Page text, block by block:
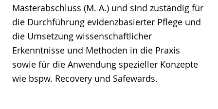
Masterabschluss (M. A.) und sind zuständig für
die Durchführung evidenzbasierter Pflege und
die Umsetzung wissenschaftlicher
Erkenntnisse und Methoden in die Praxis
sowie für die Anwendung spezieller Konzepte
wie bspw. Recovery und Safewards.